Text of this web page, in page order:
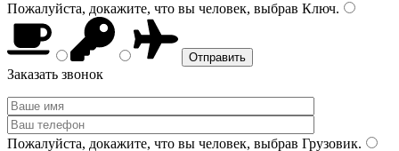
Пожалуйста, докажите, что вы человек, выбрав Ключ.
Заказать звонок
Пожалуйста, докажите, что вы человек, выбрав Грузовик.